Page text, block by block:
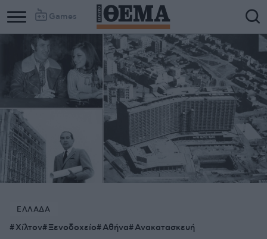
Games
ΕΛΛΑΔΑ
Χίλτον Ξενοδοχείο Αθήνα Ανακατασκευή